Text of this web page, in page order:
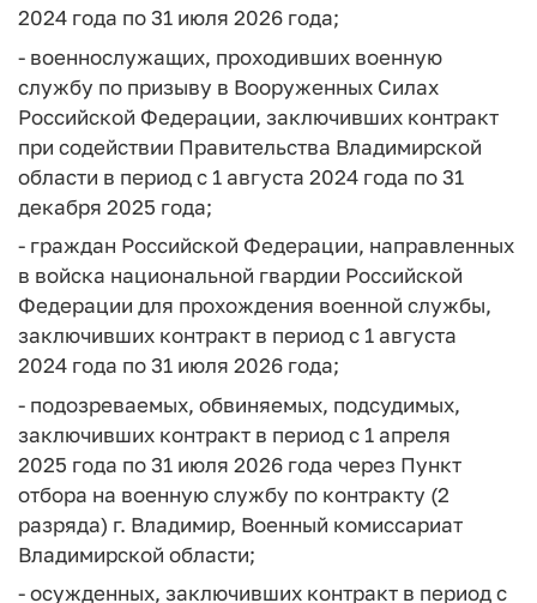
2024 года по 31 июля 2026 года;
- военнослужащих, проходивших военную
службу по призыву в Вооруженных Силах
Российской Федерации, заключивших контракт
при содействии Правительства Владимирской
области в период с 1 августа 2024 года по 31
декабря 2025 года;
- граждан Российской Федерации, направленных
в войска национальной гвардии Российской
Федерации для прохождения военной службы,
заключивших контракт в период с 1 августа
2024 года по 31 июля 2026 года;
- подозреваемых, обвиняемых, подсудимых,
заключивших контракт в период с 1 апреля
2025 года по 31 июля 2026 года через Пункт
отбора на военную службу по контракту (2
разряда) г. Владимир, Военный комиссариат
Владимирской области;
- осужденных, заключивших контракт в период с